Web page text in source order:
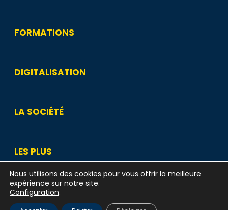
FORMATIONS
DIGITALISATION
LA SOCIÉTÉ
LES PLUS
Nous utilisons des cookies pour vous offrir la meilleure
expérience sur notre site.
Configuration.